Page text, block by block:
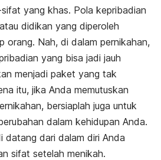
yang khas. Pola kepribadian
didikan yang diperoleh
orang. Nah, di dalam pernikahan,
yang bisa jadi jauh
menjadi paket yang tak
itu, jika Anda memutuskan
bersiaplah juga untuk
dalam kehidupan Anda.
datang dari dalam diri Anda
sifat setelah menikah.